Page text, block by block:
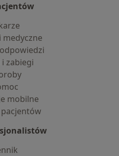
medyczne
i zabiegi
mobilne